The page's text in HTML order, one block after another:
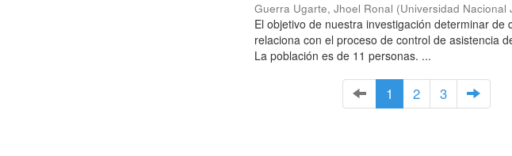
Guerra Ugarte, Jhoel Ronal (Universidad Nacional
El objetivo de nuestra investigación determinar
relaciona con el proceso de control de asistencia
La población es de 11 personas. ...
1 2 3